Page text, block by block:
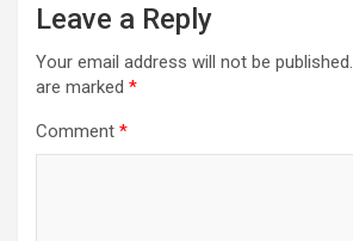
Leave a Reply
Your email address will not be published.
are marked *
Comment *